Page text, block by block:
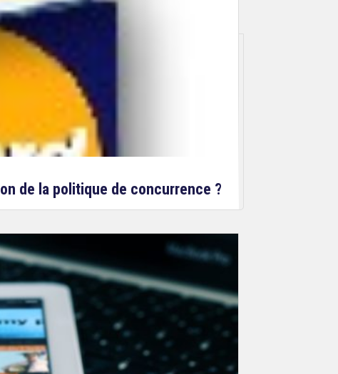
de la politique de concurrence ?